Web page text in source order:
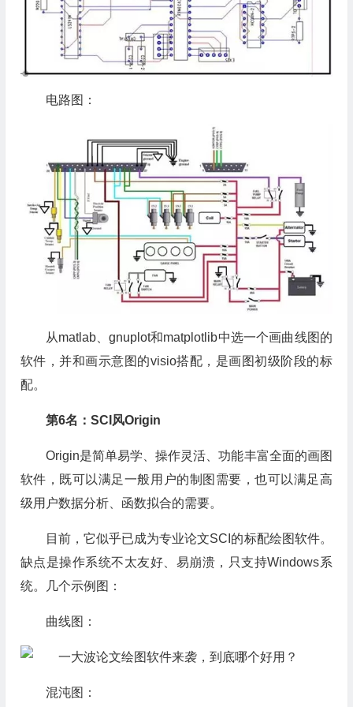
电路图：
从matlab、gnuplot和matplotlib中选一个画曲线图的
软件，并和画示意图的visio搭配，是画图初级阶段的标
配。
第6名：SCI风Origin
Origin是简单易学、操作灵活、功能丰富全面的画图
软件，既可以满足一般用户的制图需要，也可以满足高
级用户数据分析、函数拟合的需要。
目前，它似乎已成为专业论文SCI的标配绘图软件。
缺点是操作系统不太友好、易崩溃，只支持Windows系
统。几个示例图：
曲线图：
混沌图：